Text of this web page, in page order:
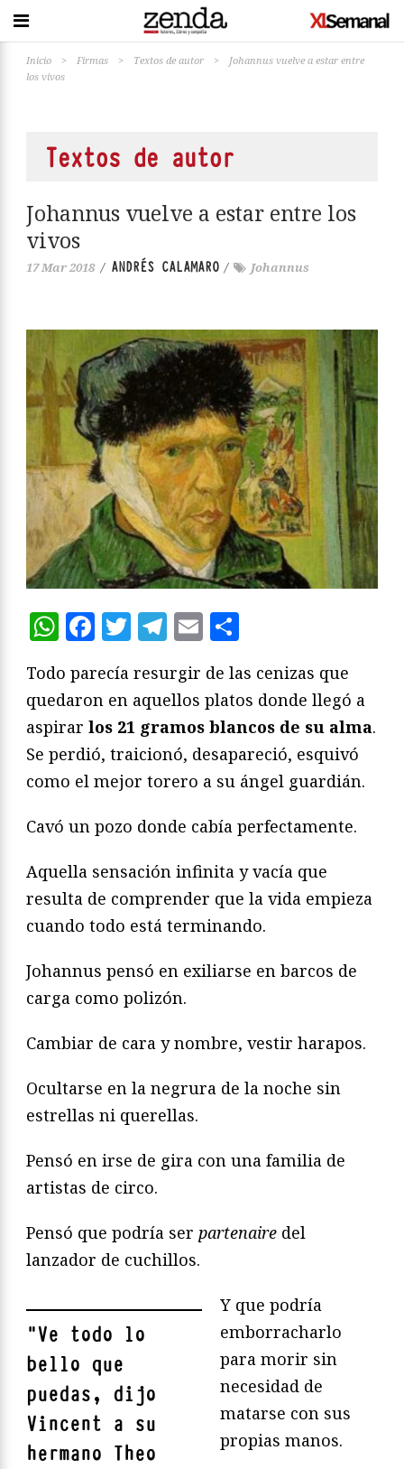
Inicio > Firmas > Textos de autor >
Johannus vuelve a estar entre
los vivos
Textos de autor
Johannus vuelve a estar entre los
vivos
17 Mar 2018 / ANDRÉS CALAMARO / Johannus
WhatsApp
Facebook
Twitter
Telegram
Email
Todo parecía resurgir de las cenizas que
quedaron en aquellos platos donde llegó a
aspirar los 21 gramos blancos de su alma.
Se perdió, traicionó, desapareció, esquivó
como el mejor torero a su ángel guardián.
Cavó un pozo donde cabía perfectamente.
Aquella sensación infinita y vacía que
resulta de comprender que la vida empieza
cuando todo está terminando.
Johannus pensó en exiliarse en barcos de
carga como polizón.
Cambiar de cara y nombre, vestir harapos.
Ocultarse en la negrura de la noche sin
estrellas ni querellas.
Pensó en irse de gira con una familia de
artistas de circo.
Pensó que podría ser partenaire del
lanzador de cuchillos.
"Ve todo lo
bello que
puedas, dijo
Vincent a su
hermano Theo
Y que podría
emborracharlo
para morir sin
necesidad de
matarse con sus
propias manos.